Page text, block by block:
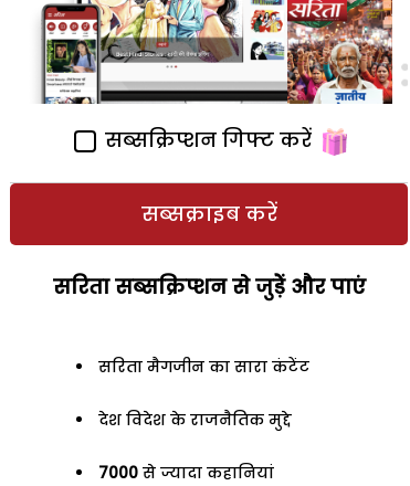
सब्सक्रिप्शन गिफ्ट करें
सब्सक्राइब करें
सरिता सब्सक्रिप्शन से जुड़ेें और पाएं
सरिता मैगजीन का सारा कंटेंट
देश विदेश के राजनैतिक मुद्दे
7000 से ज्यादा कहानियां